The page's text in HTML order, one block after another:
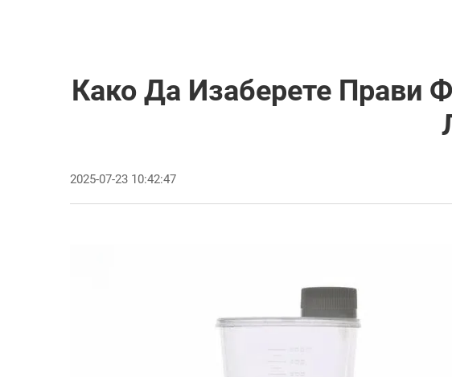
Како Да Изаберете Прави
2025-07-23 10:42:47